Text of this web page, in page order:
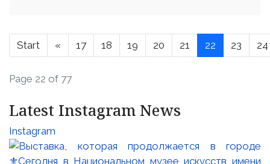
Start « 17 18 19 20 21 22 23 24
Page 22 of 77
Latest Instagram News
Instagram